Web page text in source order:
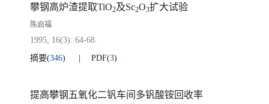
攀钢高炉渣提取TiO2及Sc2O3扩大试验
陈启福
1995, 16(3): 64-68.
摘要(346) PDF(3)
提高攀钢五氧化二钒车间多钒酸铵回收率